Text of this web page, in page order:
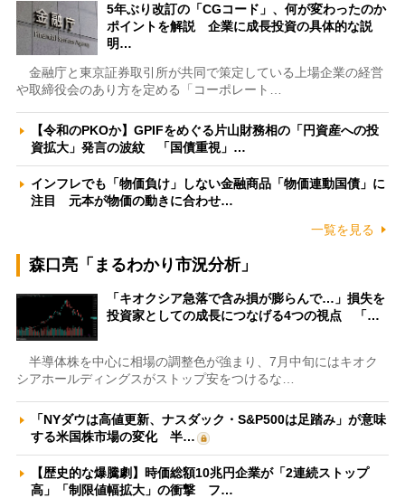
5年ぶり改訂の「CGコード」、何が変わったのか
ポイントを解説 企業に成長投資の具体的な説
明…
金融庁と東京証券取引所が共同で策定している上場企業の経営
や取締役会のあり方を定める「コーポレート…
【令和のPKOか】GPIFをめぐる片山財務相の「円資産への投
資拡大」発言の波紋 「国債重視」…
インフレでも「物価負け」しない金融商品「物価連動国債」に
注目 元本が物価の動きに合わせ…
一覧を見る
森口亮「まるわかり市況分析」
「キオクシア急落で含み損が膨らんで…」損失を
投資家としての成長につなげる4つの視点 「…
半導体株を中心に相場の調整色が強まり、7月中旬にはキオク
シアホールディングスがストップ安をつけるな…
「NYダウは高値更新、ナスダック・S&P500は足踏み」が意味
する米国株市場の変化 半…
【歴史的な爆騰劇】時価総額10兆円企業が「2連続ストップ
高」「制限値幅拡大」の衝撃 フ…